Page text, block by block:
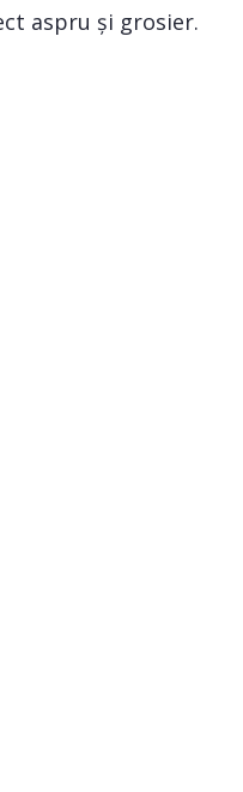
aspru și grosier.